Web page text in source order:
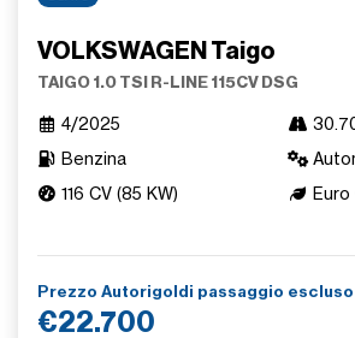
VOLKSWAGEN Taigo
TAIGO 1.0 TSI R-LINE 115CV DSG
4/2025
Benzina
116 CV (85 KW)
Euro
Prezzo Autorigoldi passaggio escluso
€22.700